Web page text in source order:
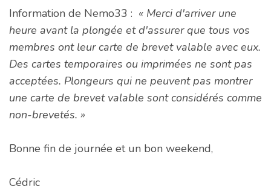
Information de Nemo33 : « Merci d'arriver une
heure avant la plongée et d'assurer que tous vos
membres ont leur carte de brevet valable avec eux.
Des cartes temporaires ou imprimées ne sont pas
acceptées. Plongeurs qui ne peuvent pas montrer
une carte de brevet valable sont considérés comme
non-brevetés. »
Bonne fin de journée et un bon weekend,
Cédric